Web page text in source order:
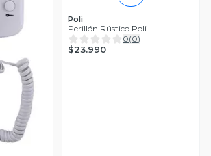
Poli
Perillón Rústico Poli
0(0)
$23.990